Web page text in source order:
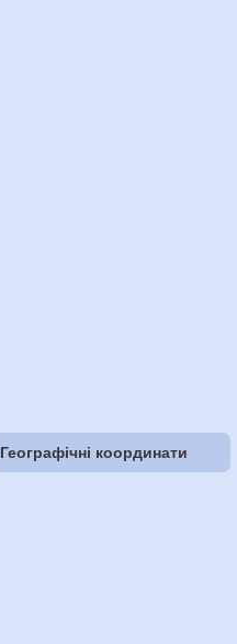
Географічні координати